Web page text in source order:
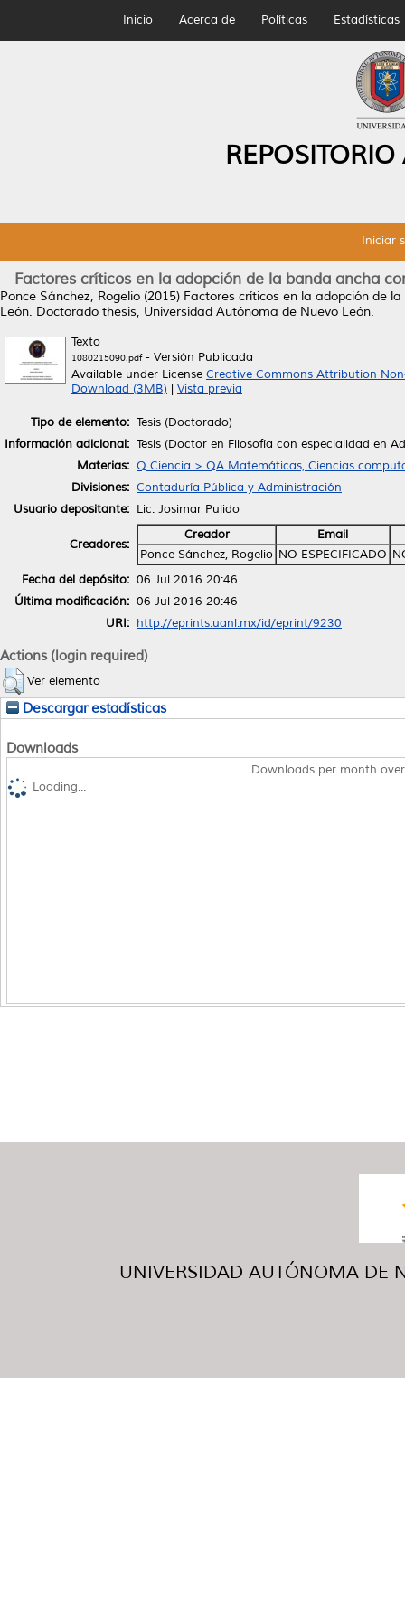
Inicio Acerca de Políticas Estadísticas
Iniciar
Factores críticos en la adopción de la banda ancha
Ponce Sánchez, Rogelio (2015) Factores críticos en la adopción de
León. Doctorado thesis, Universidad Autónoma de Nuevo León.
Texto
1080215090.pdf- Versión Publicada
Available under License Creative Commons Attribution
Download (3MB)
Vista previa
Tipo de elemento: Tesis (Doctorado)
Información adicional: Tesis (Doctor en Filosofía con especialidad en
Materias: Q Ciencia > QA Matemáticas, Ciencias
Divisiones: Contaduría Pública y Administración
Usuario depositante: Lic. Josimar Pulido
Creadores:
Creador
Email
Ponce Sánchez, Rogelio NO ESPECIFICADO
Fecha del depósito: 06 Jul 2016 20:46
Última modificación: 06 Jul 2016 20:46
URI: http://eprints.uanl.mx/id/eprint/9230
Actions (login required)
Ver elemento
Descargar estadísticas
Downloads
Downloads per month
Loading...
UNIVERSIDAD AUTÓNOMA DE